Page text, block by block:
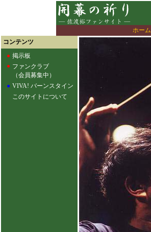
ホーム
コンテンツ
● 掲示板
● ファンクラブ
（会員募集中）
● VIVA! バーンスタイン
このサイトについて